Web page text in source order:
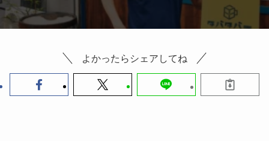
よかったらシェアしてね